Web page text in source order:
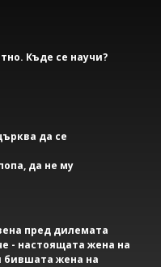
Къде се научи?
да се
да не му
пред дилемата
- настоящата жена на
жена на